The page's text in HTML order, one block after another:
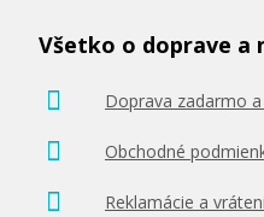
Všetko o doprave a
Doprava zadarmo
Obchodné
Reklamácie a